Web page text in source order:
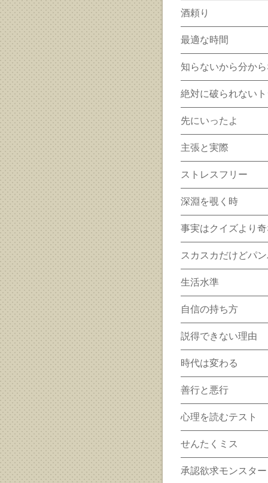
酒頼り
最適な時間
知らないから分か
絶対に破られない
先にいったよ
主張と実際
ストレスフリー
深淵を覗く時
事実はクイズより
スカスカだけどパ
生活水準
自信の持ち方
説得できない理由
時代は変わる
善行と悪行
心理を読むテスト
せんたくミス
承認欲求モンスター